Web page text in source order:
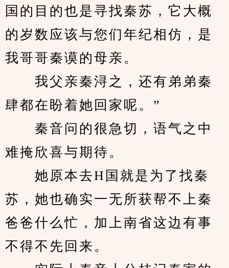
国的目的也是寻找秦苏，它大概
的岁数应该与您们年纪相仿，是
我哥哥秦谟的母亲。
我父亲秦浔之，还有弟弟秦
肆都在盼着她回家呢。”
秦音问的很急切，语气之中
难掩欣喜与期待。
她原本去H国就是为了找秦
苏，她也确实一无所获帮不上秦
爸爸什么忙，加上南省这边有事
不得不先回来。